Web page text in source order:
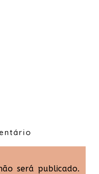
será publicado.